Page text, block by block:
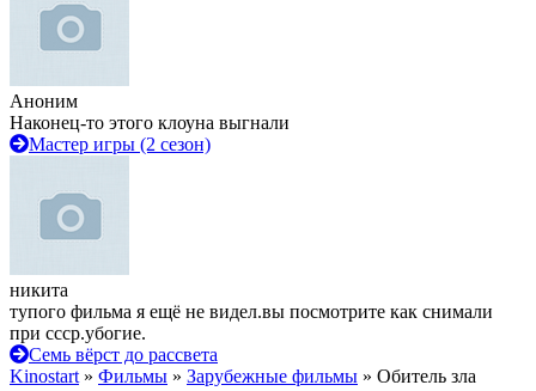
Аноним
Наконец-то этого клоуна выгнали
Мастер игры (2 сезон)
никита
тупого фильма я ещё не видел.вы посмотрите как снимали
при ссср.убогие.
Семь вёрст до рассвета
Kinostart » Фильмы » Зарубежные фильмы » Обитель зла